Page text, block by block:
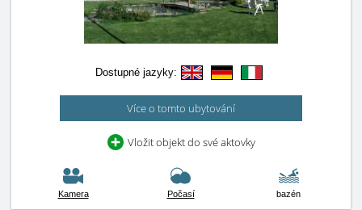
Dostupné jazyky:
Více o tomto ubytování
Vložit objekt do své aktovky
Kamera Počasí bazén